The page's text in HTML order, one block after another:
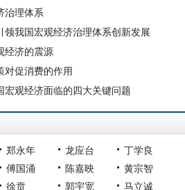
治理体系
我国宏观经济治理体系创新发展
经济的震源
对促消费的作用
观经济面临的四大关键问题
郑永年 龙应台
丁学良
傅国涌 陈嘉映
黄宗智
徐贲 郭宇宽 马立诚